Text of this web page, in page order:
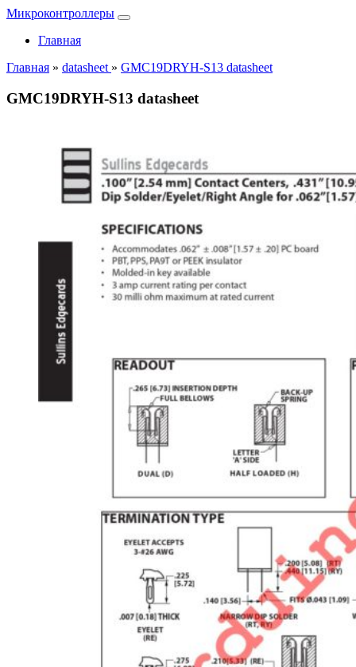
Микроконтроллеры
Главная
Главная » datasheet » GMC19DRYH-S13 datasheet
GMC19DRYH-S13 datasheet